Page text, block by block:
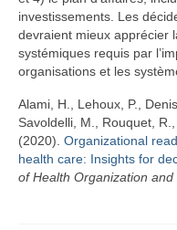
investissements. Les
devraient mieux apprécier
systémiques requis par
organisations et les
Alami, H., Lehoux, P.,
Savoldelli, M., Rouquet,
(2020). Organizational
health care: Insights for
of Health Organization